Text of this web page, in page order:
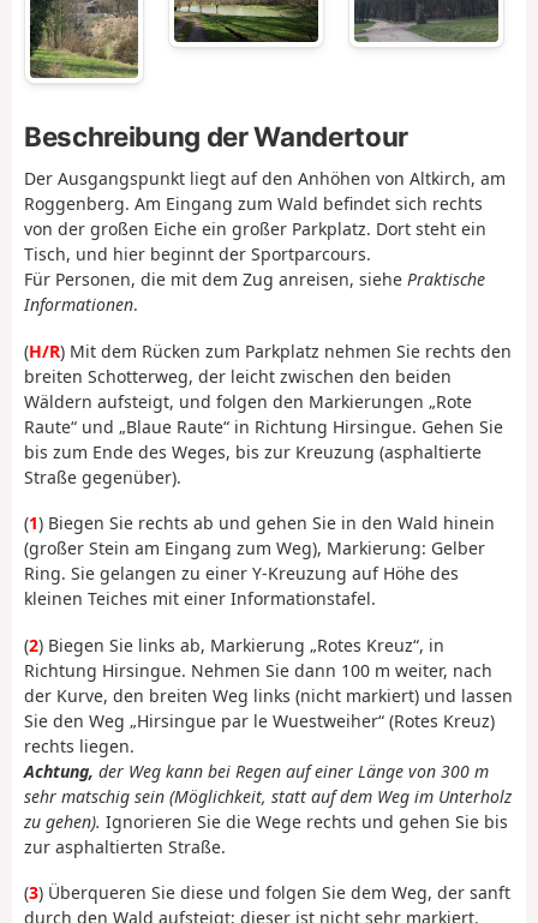
Beschreibung der Wandertour
Der Ausgangspunkt liegt auf den Anhöhen von Altkirch, am
Roggenberg. Am Eingang zum Wald befindet sich rechts
von der großen Eiche ein großer Parkplatz. Dort steht ein
Tisch, und hier beginnt der Sportparcours.
Für Personen, die mit dem Zug anreisen, siehe Praktische
Informationen.
(H/R) Mit dem Rücken zum Parkplatz nehmen Sie rechts den
breiten Schotterweg, der leicht zwischen den beiden
Wäldern aufsteigt, und folgen den Markierungen „Rote
Raute“ und „Blaue Raute“ in Richtung Hirsingue. Gehen Sie
bis zum Ende des Weges, bis zur Kreuzung (asphaltierte
Straße gegenüber).
(1) Biegen Sie rechts ab und gehen Sie in den Wald hinein
(großer Stein am Eingang zum Weg), Markierung: Gelber
Ring. Sie gelangen zu einer Y-Kreuzung auf Höhe des
kleinen Teiches mit einer Informationstafel.
(2) Biegen Sie links ab, Markierung „Rotes Kreuz“, in
Richtung Hirsingue. Nehmen Sie dann 100 m weiter, nach
der Kurve, den breiten Weg links (nicht markiert) und lassen
Sie den Weg „Hirsingue par le Wuestweiher“ (Rotes Kreuz)
rechts liegen.
Achtung, der Weg kann bei Regen auf einer Länge von 300 m
sehr matschig sein (Möglichkeit, statt auf dem Weg im Unterholz
zu gehen). Ignorieren Sie die Wege rechts und gehen Sie bis
zur asphaltierten Straße.
(3) Überqueren Sie diese und folgen Sie dem Weg, der sanft
durch den Wald aufsteigt; dieser ist nicht sehr markiert.